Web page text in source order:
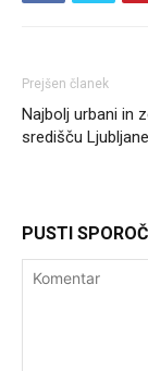
Prejšen članek
Najbolj urbani in
središču Ljubljane
PUSTI